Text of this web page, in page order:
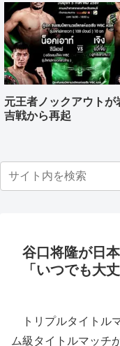
元王者ノックアウトが
吉戦から再起
谷口将隆が日
「いつでも大丈
トリプルタイトル
ム級タイトルマッチ